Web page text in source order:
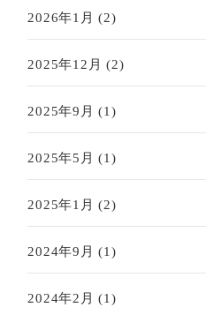
2026年1月 (2)
2025年12月 (2)
2025年9月 (1)
2025年5月 (1)
2025年1月 (2)
2024年9月 (1)
2024年2月 (1)